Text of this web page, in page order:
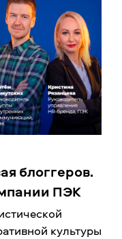
блоггеров.
ПЭК
культуры